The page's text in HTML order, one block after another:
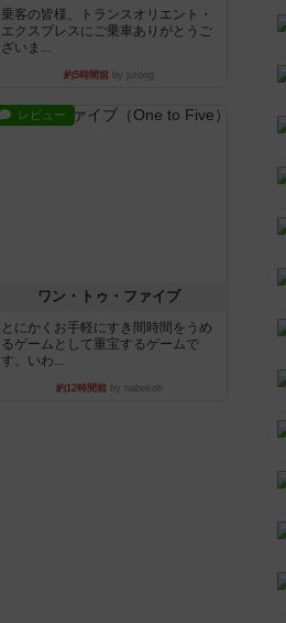
乗客の皆様、トランスオリエント・
エクスプレスにご乗車ありがとうご
ざいま...
約5時間前 by jurong
レビュー
ワン・トゥ・ファイブ
とにかくお手軽にすき間時間をうめ
るゲームとして重宝するゲームで
す。いわ...
約12時間前by nabekoh